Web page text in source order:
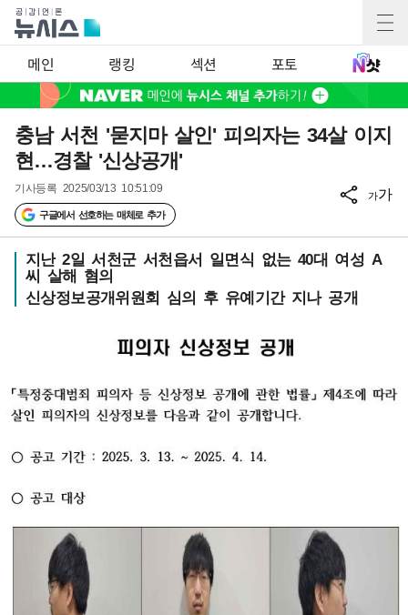
메인 랭킹 섹션 포토
충남 서천 '묻지마 살인' 피의자는 34살 이지
현…경찰 '신상공개'
기사등록 2025/03/13 10:51:09
구글에서 선호하는 매체로 추가
가가
지난 2일 서천군 서천읍서 일면식 없는 40대 여성 A
씨 살해 혐의
신상정보공개위원회 심의 후 유예기간 지나 공개